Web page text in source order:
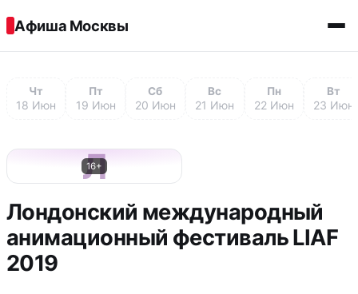
Афиша Москвы
Чт
18 Июн
Пт
19 Июн
Сб
20 Июн
Вс
21 Июн
Пн
22 Июн
Вт
23 Июн
Л
16+
Лондонский международный
анимационный фестиваль LIAF
2019